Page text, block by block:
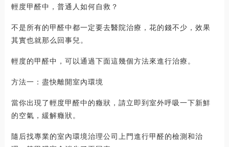
輕度甲醛中，普通人如何自救？
不是所有的甲醛中都一定要去醫院治療，花的錢不少，效果
其實也就那么回事兒。
輕度的甲醛中，可以通過下面這幾個方法來進行治療。
方法一：盡快離開室內環境
當你出現了輕度甲醛中的癥狀，請立即到室外呼吸一下新鮮
的空氣，緩解癥狀。
隨后找專業的室內環境治理公司上門進行甲醛的檢測和治